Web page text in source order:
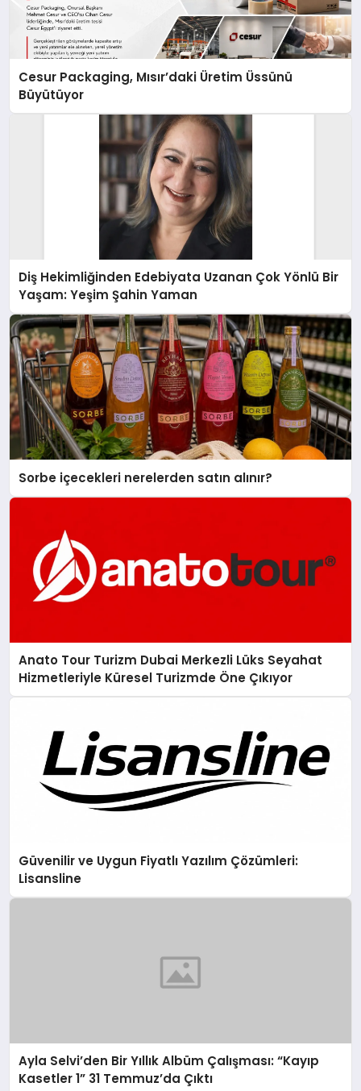
Cesur Packaging, Mısır’daki Üretim Üssünü
Büyütüyor
Diş Hekimliğinden Edebiyata Uzanan Çok Yönlü Bir
Yaşam: Yeşim Şahin Yaman
Sorbe içecekleri nerelerden satın alınır?
Anato Tour Turizm Dubai Merkezli Lüks Seyahat
Hizmetleriyle Küresel Turizmde Öne Çıkıyor
Güvenilir ve Uygun Fiyatlı Yazılım Çözümleri:
Lisansline
Ayla Selvi’den Bir Yıllık Albüm Çalışması: “Kayıp
Kasetler 1” 31 Temmuz’da Çıktı